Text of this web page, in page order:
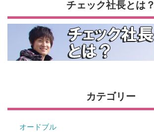
チェック社長とは？
カテゴリー
オードブル